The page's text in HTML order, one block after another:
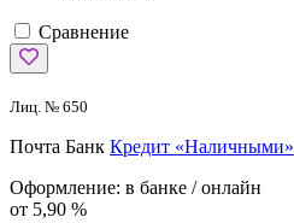
Сравнение
Лиц. № 650
Почта Банк Кредит «Наличными»
Оформление: в банке / онлайн
от 5,90 %